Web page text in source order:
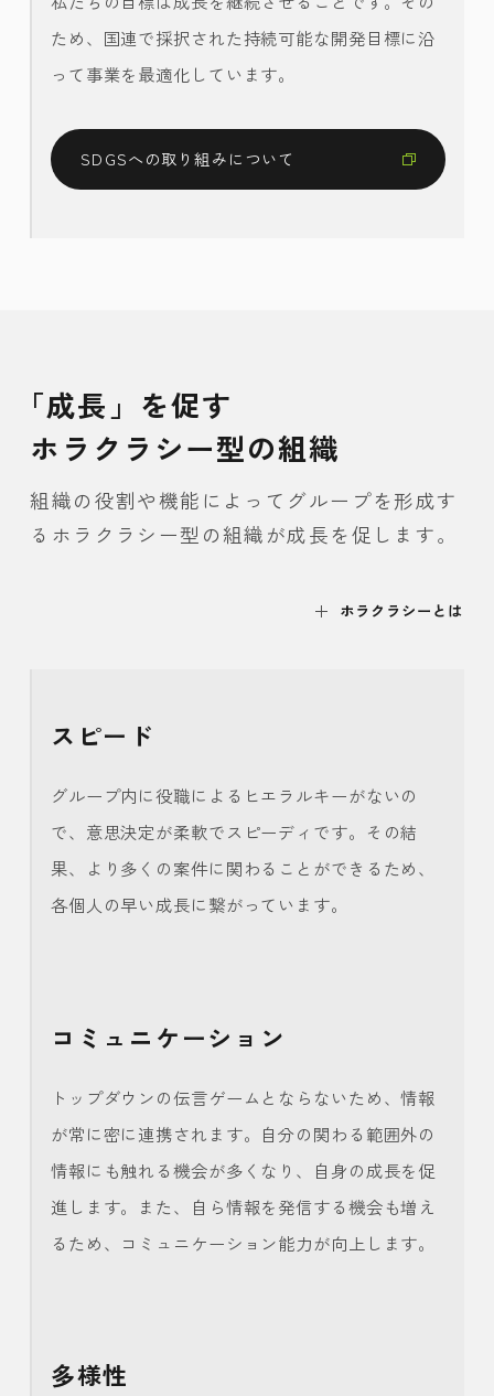
ため、国連で採択された持続可能な開発目標に沿
って事業を最適化しています。
SDGSへの取り組みについて
「成長」を促す
ホラクラシー型の組織
組織の役割や機能によってグループを形成す
るホラクラシー型の組織が成長を促します。
ホラクラシーとは
スピード
グループ内に役職によるヒエラルキーがないの
で、意思決定が柔軟でスピーディです。その結
果、より多くの案件に関わることができるため、
各個人の早い成長に繋がっています。
コミュニケーション
トップダウンの伝言ゲームとならないため、情報
が常に密に連携されます。自分の関わる範囲外の
情報にも触れる機会が多くなり、自身の成長を促
進します。また、自ら情報を発信する機会も増え
るため、コミュニケーション能力が向上します。
多様性